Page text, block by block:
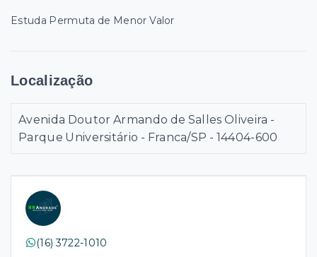
(16) 3722-1010
Estuda Permuta de Menor Valor
Localização
Avenida Doutor Armando de Salles Oliveira -
Parque Universitário - Franca/SP - 14404-600